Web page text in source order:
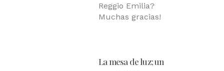
Reggio Emilia?
Muchas gracias!
La mesa de luz; un